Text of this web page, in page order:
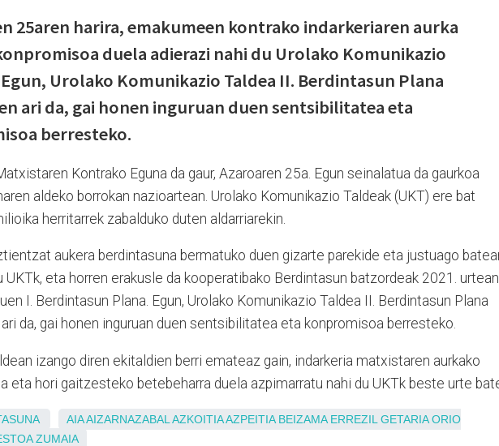
25aren harira, emakumeen kontrako indarkeriaren aurka
duela adierazi nahi du Urolako Komunikazio
Urolako Komunikazio Taldea II. Berdintasun Plana
ari da, gai honen inguruan duen sentsibilitatea eta
berresteko.
Kontrako Eguna da gaur, Azaroaren 25a. Egun seinalatua da gaurkoa
aldeko borrokan nazioartean. Urolako Komunikazio Taldeak (UKT) ere bat
herritarrek zabalduko duten aldarriarekin.
aukera berdintasuna bermatuko duen gizarte parekide eta justuago
UKTk, eta horren erakusle da kooperatibako Berdintasun batzordeak 2021. urtean
I. Berdintasun Plana. Egun, Urolako Komunikazio Taldea II. Berdintasun Plana
da, gai honen inguruan duen sentsibilitatea eta konpromisoa berresteko.
izango diren ekitaldien berri emateaz gain, indarkeria matxistaren aurkako
eta hori gaitzesteko betebeharra duela azpimarratu nahi du UKTk beste urte
AIAAIZARNAZABAL AZKOITIAAZPEITIA BEIZAMA ERREZIL GETARIA ORIO
ZUMAIA